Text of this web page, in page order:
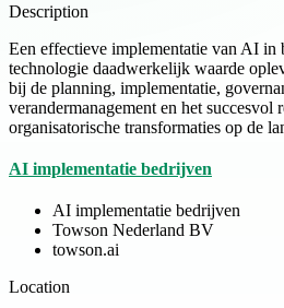
Description
Een effectieve implementatie van AI in
technologie daadwerkelijk waarde
bij de planning, implementatie,
verandermanagement en het succesvol
organisatorische transformaties op de
AI implementatie bedrijven
AI implementatie bedrijven
Towson Nederland BV
towson.ai
Location